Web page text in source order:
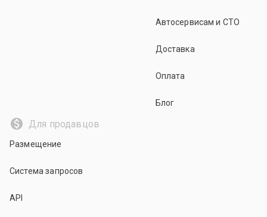
Автосервисам и СТО
Доставка
Оплата
Блог
Для продавцов
Размещение
Система запросов
API